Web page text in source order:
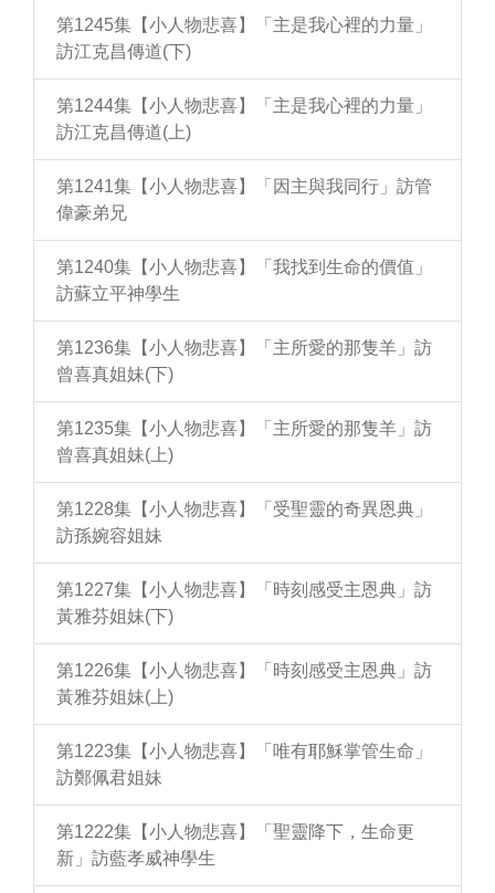
第1245集【小人物悲喜】「主是我心裡的力量」
訪江克昌傳道(下)
第1244集【小人物悲喜】「主是我心裡的力量」
訪江克昌傳道(上)
第1241集【小人物悲喜】「因主與我同行」訪管
偉豪弟兄
第1240集【小人物悲喜】「我找到生命的價值」
訪蘇立平神學生
第1236集【小人物悲喜】「主所愛的那隻羊」訪
曾喜真姐妹(下)
第1235集【小人物悲喜】「主所愛的那隻羊」訪
曾喜真姐妹(上)
第1228集【小人物悲喜】「受聖靈的奇異恩典」
訪孫婉容姐妹
第1227集【小人物悲喜】「時刻感受主恩典」訪
黃雅芬姐妹(下)
第1226集【小人物悲喜】「時刻感受主恩典」訪
黃雅芬姐妹(上)
第1223集【小人物悲喜】「唯有耶穌掌管生命」
訪鄭佩君姐妹
第1222集【小人物悲喜】「聖靈降下，生命更
新」訪藍孝威神學生